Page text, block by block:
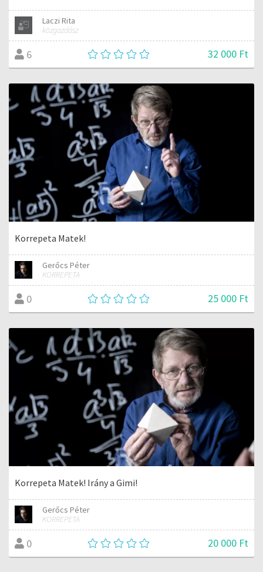
Laczi Rita
közgazdász
6 32 000 Ft
Korrepeta Matek!
Gerőcs Péter
KORREPETA
0 25 000 Ft
Korrepeta Matek! Irány a Gimi!
Gerőcs Péter
KORREPETA
0 20 000 Ft